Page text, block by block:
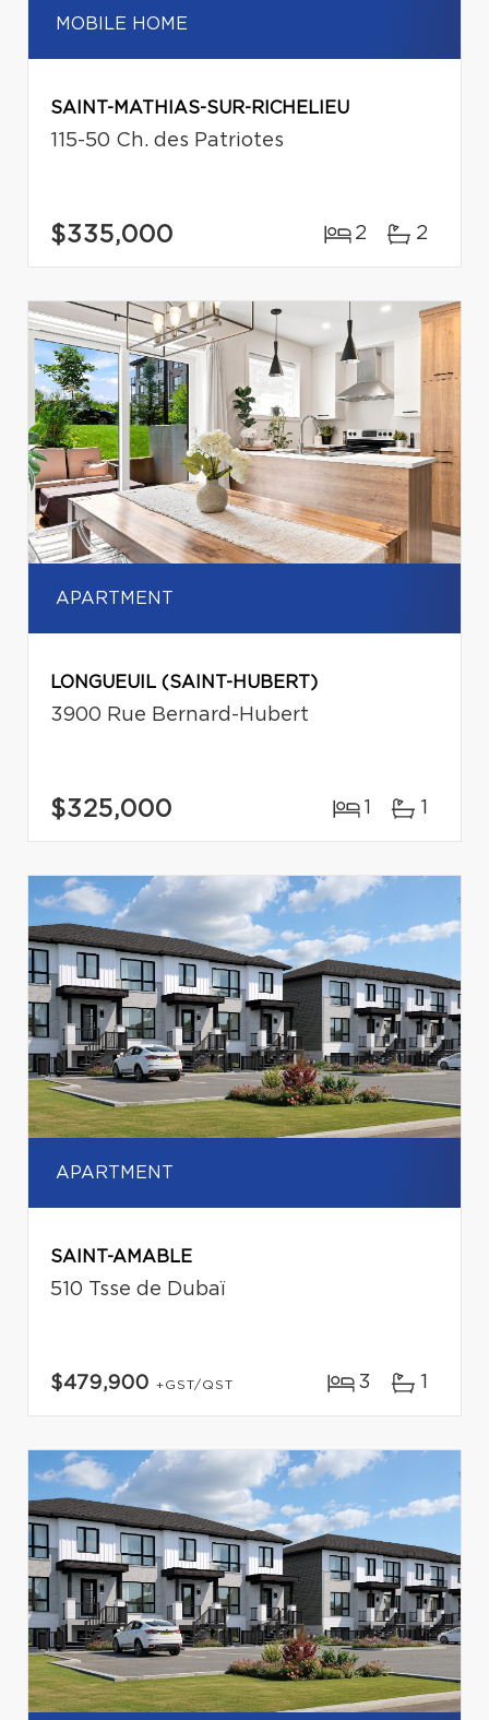
MOBILE HOME
SAINT-MATHIAS-SUR-RICHELIEU
115-50 Ch. des Patriotes
$335,000 2 2
APARTMENT
LONGUEUIL (SAINT-HUBERT)
3900 Rue Bernard-Hubert
$325,000 1 1
APARTMENT
SAINT-AMABLE
510 Tsse de Dubaï
$479,900 +GST/QST 3 1